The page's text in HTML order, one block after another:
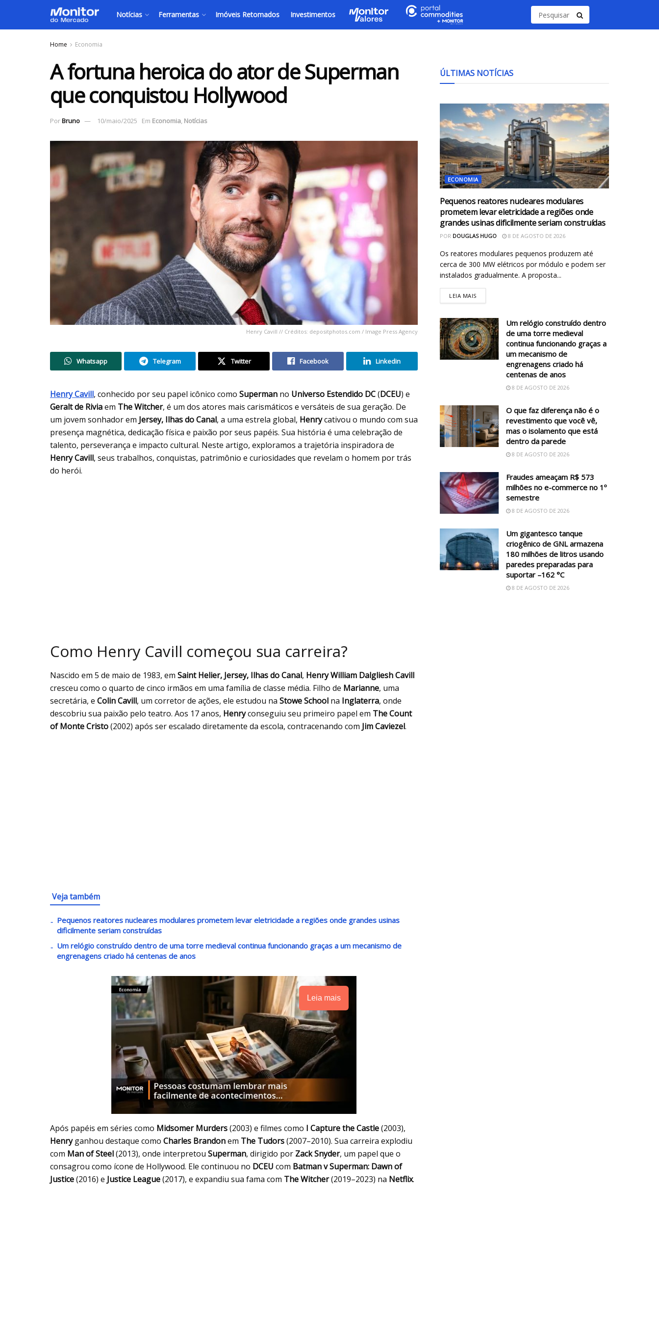
Notícias Ferramentas Imóveis Retomados Investimentos
Home Economia
A fortuna heroica do ator de Superman
que conquistou Hollywood
PorBruno 10/maio/2025 Em Economia, Notícias
Henry Cavill // Créditos: depositphotos.com / Image Press Agency
Whatsapp Telegram Twitter Facebook Linkedin
Henry Cavill, conhecido por seu papel icônico como Superman no Universo Estendido DC(DCEU) e
Geralt de Riviaem The Witcher, é um dos atores mais carismáticos e versáteis de sua geração. De
um jovem sonhador em Jersey, Ilhas do Canal, a uma estrela global, Henrycativou o mundo com sua
presença magnética, dedicação física e paixão por seus papéis. Sua história é uma celebração de
talento, perseverança e impacto cultural. Neste artigo, exploramos a trajetória inspiradora de
Henry Cavill, seus trabalhos, conquistas, patrimônio e curiosidades que revelam o homem por trás
do herói.
Como Henry Cavill começou sua carreira?
Nascido em 5 de maio de 1983, em Saint Helier, Jersey, Ilhas do Canal, Henry William Dalgliesh Cavill
cresceu como o quarto de cinco irmãos em uma família de classe média. Filho de Marianne, uma
secretária, e Colin Cavill, um corretor de ações, ele estudou na Stowe School na Inglaterra, onde
descobriu sua paixão pelo teatro. Aos 17 anos, Henryconseguiu seu primeiro papel em The Count
of Monte Cristo(2002) após ser escalado diretamente da escola, contracenando com Jim Caviezel.
Veja também
Pequenos reatores nucleares modulares prometem levar eletricidade a regiões onde grandes usinas
dificilmente seriam construídas
Um relógio construído dentro de uma torre medieval continua funcionando graças a um mecanismo de
engrenagens criado há centenas de anos
Leia mais
Após papéis em séries como Midsomer Murders(2003) e filmes como I Capture the Castle(2003),
Henryganhou destaque como Charles Brandonem The Tudors(2007–2010). Sua carreira explodiu
com Man of Steel(2013), onde interpretou Superman, dirigido por Zack Snyder, um papel que o
consagrou como ícone de Hollywood. Ele continuou no DCEU com Batman v Superman: Dawn of
Justice(2016) e Justice League(2017), e expandiu sua fama com The Witcher(2019–2023) na Netflix.
ÚLTIMAS NOTÍCIAS
ECONOMIA
Pequenos reatores nucleares modulares
prometem levar eletricidade a regiões onde
grandes usinas dificilmente seriam construídas
POR DOUGLAS HUGO 8 DE AGOSTO DE 2026
Os reatores modulares pequenos produzem até
cerca de 300 MW elétricos por módulo e podem ser
instalados gradualmente. A proposta...
LEIA MAIS
Um relógio construído dentro
de uma torre medieval
continua funcionando graças a
um mecanismo de
engrenagens criado há
centenas de anos
8 DE AGOSTO DE 2026
O que faz diferença não é o
revestimento que você vê,
mas o isolamento que está
dentro da parede
8 DE AGOSTO DE 2026
Fraudes ameaçam R$ 573
milhões no e-commerce no 1º
semestre
8 DE AGOSTO DE 2026
Um gigantesco tanque
criogênico de GNL armazena
180 milhões de litros usando
paredes preparadas para
suportar –162 °C
8 DE AGOSTO DE 2026